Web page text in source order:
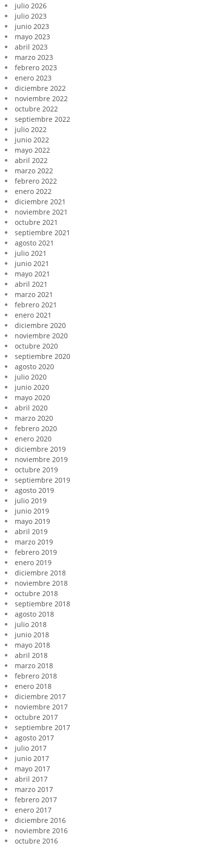
julio 2026
julio 2023
junio 2023
mayo 2023
abril 2023
marzo 2023
febrero 2023
enero 2023
diciembre 2022
noviembre 2022
octubre 2022
septiembre 2022
julio 2022
junio 2022
mayo 2022
abril 2022
marzo 2022
febrero 2022
enero 2022
diciembre 2021
noviembre 2021
octubre 2021
septiembre 2021
agosto 2021
julio 2021
junio 2021
mayo 2021
abril 2021
marzo 2021
febrero 2021
enero 2021
diciembre 2020
noviembre 2020
octubre 2020
septiembre 2020
agosto 2020
julio 2020
junio 2020
mayo 2020
abril 2020
marzo 2020
febrero 2020
enero 2020
diciembre 2019
noviembre 2019
octubre 2019
septiembre 2019
agosto 2019
julio 2019
junio 2019
mayo 2019
abril 2019
marzo 2019
febrero 2019
enero 2019
diciembre 2018
noviembre 2018
octubre 2018
septiembre 2018
agosto 2018
julio 2018
junio 2018
mayo 2018
abril 2018
marzo 2018
febrero 2018
enero 2018
diciembre 2017
noviembre 2017
octubre 2017
septiembre 2017
agosto 2017
julio 2017
junio 2017
mayo 2017
abril 2017
marzo 2017
febrero 2017
enero 2017
diciembre 2016
noviembre 2016
octubre 2016